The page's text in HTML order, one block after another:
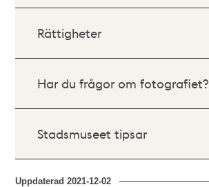
Rättigheter
Har du frågor om fotografiet?
Stadsmuseet tipsar
Uppdaterad2021-12-02